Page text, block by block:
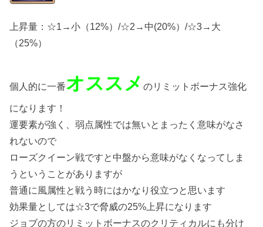
上昇量：☆1→小（12%）/☆2→中(20%）/☆3→大
（25%）
個人的に一番オススメのリミットボーナス強化
になります！
運要素が強く、弱点属性では無いとまったく意味がなさ
れないので
ローズクイーン戦ですと中盤から意味がなくなってしま
うということがありますが
普通に風属性と戦う時にはかなり役立つと思います
効果量としては☆3で脅威の25%上昇になります
ジョブの方のリミットボーナスのクリティカルにも分け